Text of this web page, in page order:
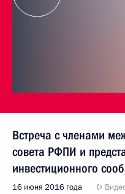
Встреча с членами
совета РФПИ и
инвестиционного
16 июня 2016 года